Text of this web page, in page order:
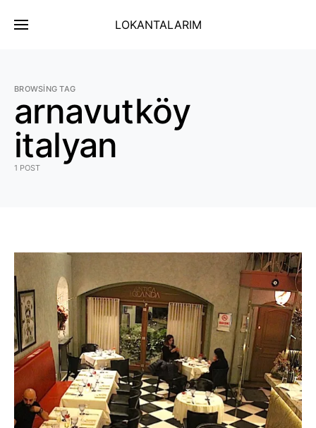
LOKANTALARIM
BROWSING TAG
arnavutköy
italyan
1 POST